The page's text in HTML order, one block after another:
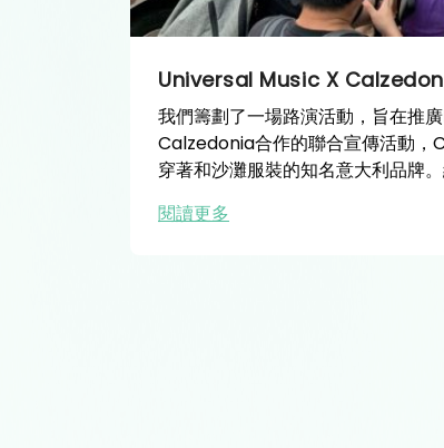
Universal Music X
我們籌劃了一場路演活動，旨在推
Calzedonia合作的聯合宣傳活動，
穿著和沙灘服裝的知名意大利品牌
閱讀更多